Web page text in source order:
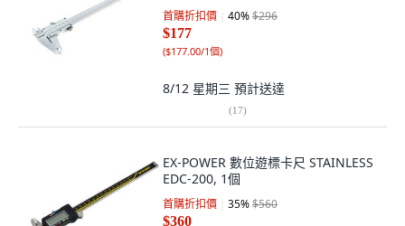
首購折扣價 40%$296
$177
($177.00/1個)
8/12 星期三 預計送達
(17)
EX-POWER 數位遊標卡尺 STAINLESS
EDC-200, 1個
首購折扣價 35%$560
$360